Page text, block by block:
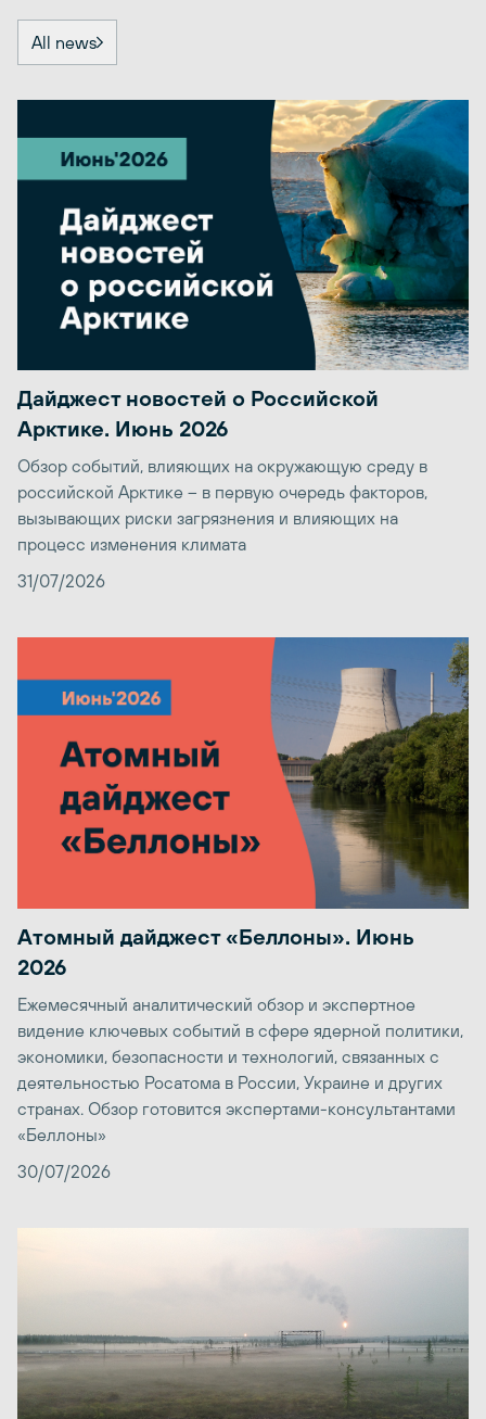
All news
Дайджест новостей о Российской
Арктике. Июнь 2026
Обзор событий, влияющих на окружающую среду в
российской Арктике – в первую очередь факторов,
вызывающих риски загрязнения и влияющих на
процесс изменения климата
31/07/2026
Атомный дайджест «Беллоны». Июнь
2026
Ежемесячный аналитический обзор и экспертное
видение ключевых событий в сфере ядерной политики,
экономики, безопасности и технологий, связанных с
деятельностью Росатома в России, Украине и других
странах. Обзор готовится экспертами-консультантами
«Беллоны»
30/07/2026